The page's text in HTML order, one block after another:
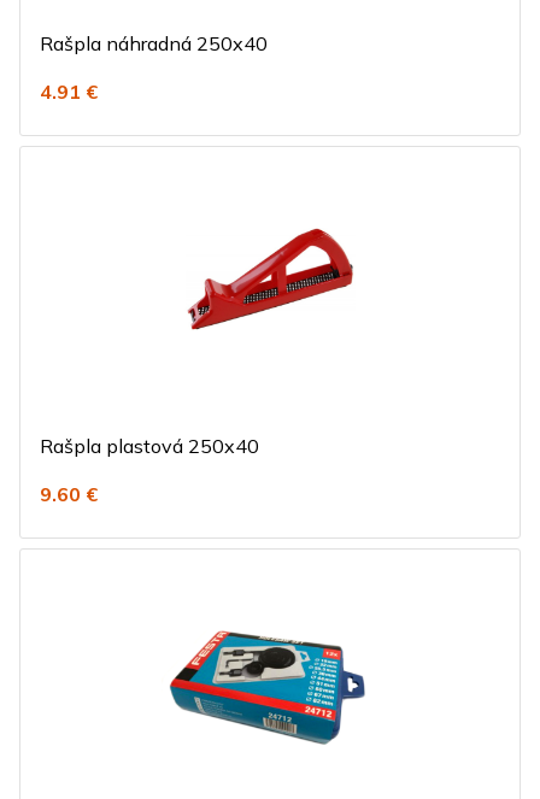
Rašpla náhradná 250x40
4.91 €
Rašpla plastová 250x40
9.60 €